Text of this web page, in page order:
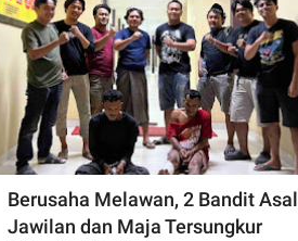
Berusaha Melawan, 2 Bandit Asal
Jawilan dan Maja Tersungkur